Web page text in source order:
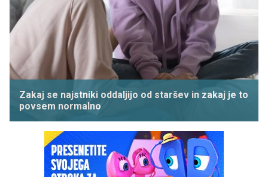
Zakaj se najstniki oddaljijo od staršev in zakaj je to
povsem normalno